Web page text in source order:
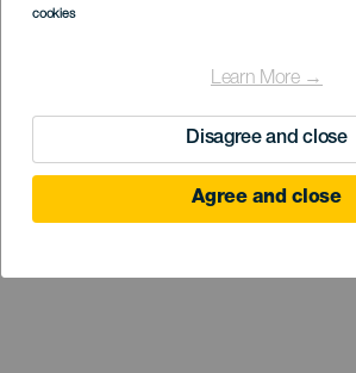
cookies
Learn More →
Disagree and close
Agree and close